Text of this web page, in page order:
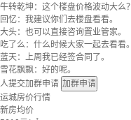
牛转乾坤：这个楼盘价格波动大么？
回忆：我建议你们去楼盘看看。
大头：也可以直接咨询置业管家。
吃了么：什么时候大家一起去看看。
蓝天：上周我已经签合同了。
雪花飘飘：好的呢。
人提交加群申请 加群申请
运城房价行情
新房均价